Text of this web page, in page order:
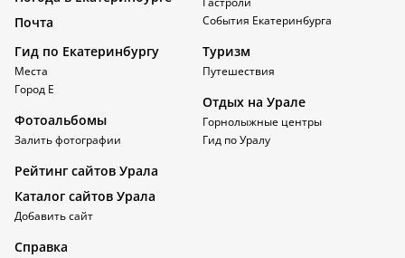
Почта
События Екатеринбурга
Гид по Екатеринбургу
Места
Город Е
Фотоальбомы
Залить фотографии
Туризм
Путешествия
Отдых на Урале
Горнолыжные центры
Гид по Уралу
Рейтинг сайтов Урала
Каталог сайтов Урала
Добавить сайт
Справка